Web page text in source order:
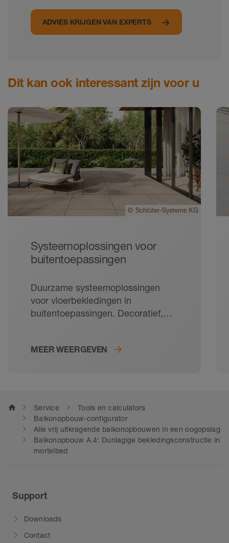
ADVIES KRIJGEN VAN EXPERTS
Dit kan ook interessant zijn voor u
© Schlüter-Systems KG
Systeemoplossingen voor
buitentoepassingen
Duurzame systeemoplossingen
voor vloerbekledingen in
buitentoepassingen. Decoratief,
voor balkons en terrassen. Met de
levensduur van de tegels. Van
contactafdichting tot randprofielen
en afwateringsgoot – bij onze
systeemoplossingen voor balkons
en terrassen past alles bij elkaar.
MEER WEERGEVEN
home Service
Tools en calculators
Balkonopbouw-configurator
Alle vrij uitkragende balkonopbouwen in een oogopslag
Balkonopbouw A.4: Dunlagige bekledingsconstructie in
mortelbed
Support
Downloads
Contact